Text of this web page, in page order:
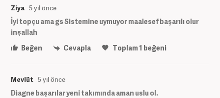
Ziya 5 yıl önce
İyi topçu ama gs Sistemine uymuyor maalesef başarılı olur
inşallah
Beğen
Cevapla Toplam1 beğeni
Mevlüt 5 yıl önce
Diagne başarılar yeni takımında aman uslu ol.